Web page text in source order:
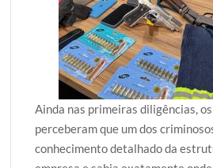
Ainda nas primeiras diligências,
perceberam que um dos
conhecimento detalhado da